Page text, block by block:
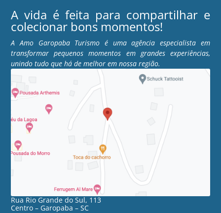
A vida é feita para compartilhar e
colecionar bons momentos!
A Amo Garopaba Turismo é uma agência especialista em
transformar pequenos momentos em grandes experiências,
unindo tudo que há de melhor em nossa região.
Rua Rio Grande do Sul, 113
Centro – Garopaba – SC